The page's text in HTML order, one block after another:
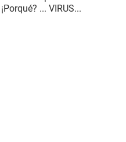
... VIRUS...